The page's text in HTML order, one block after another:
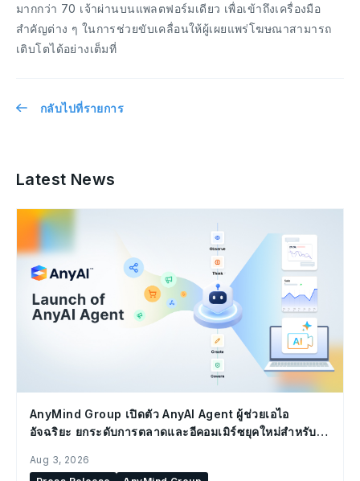
มากกว่า 70 เจ้าผ่านบนแพลตฟอร์มเดียว เพื่อเข้าถึงเครื่องมือ
สำคัญต่าง ๆ ในการช่วยขับเคลื่อนให้ผู้เผยแพร่โฆษณาสามารถ
เติบโตได้อย่างเต็มที่
กลับไปที่รายการ
Latest News
AnyMind Group เปิดตัว AnyAI Agent ผู้ช่วยเอไอ
อัจฉริยะ ยกระดับการตลาดและอีคอมเมิร์ซยุคใหม่สำหรับ
Aug 3, 2026